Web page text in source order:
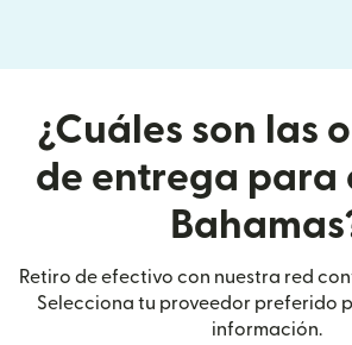
¿Cuáles son las
de entrega para
Retiro de efectivo con nuestra red
Selecciona tu proveedor preferido
información.